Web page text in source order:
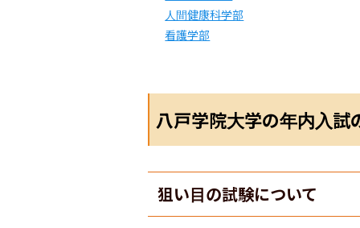
人間健康科学部
看護学部
八戸学院大学の年内入試
狙い目の試験について